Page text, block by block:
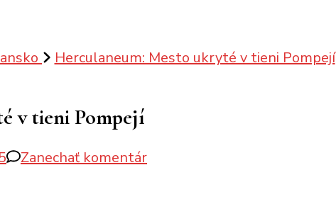
Herculaneum: Mesto ukryté v tieni Pompejí
v tieni Pompejí
Zanechať komentárk